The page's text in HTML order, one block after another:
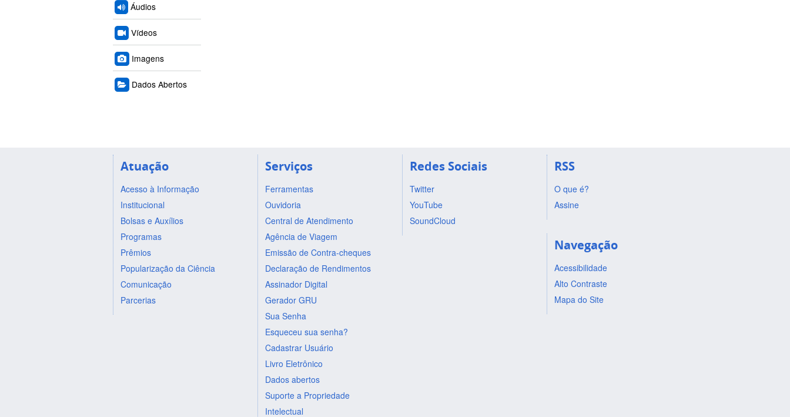
Áudios
Vídeos
Imagens
Dados Abertos
Atuação
Acesso à Informação
Institucional
Bolsas e Auxílios
Programas
Prêmios
Popularização da Ciência
Comunicação
Parcerias
Serviços
Ferramentas
Ouvidoria
Central de Atendimento
Agência de Viagem
Emissão de Contra-cheques
Declaração de Rendimentos
Assinador Digital
Gerador GRU
Sua Senha
Esqueceu sua senha?
Cadastrar Usuário
Livro Eletrônico
Dados abertos
Suporte a Propriedade
Intelectual
Redes Sociais
Twitter
YouTube
SoundCloud
RSS
O que é?
Assine
Navegação
Acessibilidade
Alto Contraste
Mapa do Site